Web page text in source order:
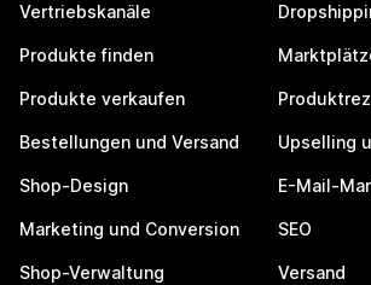
Vertriebskanäle
Produkte finden
Produkte verkaufen
Bestellungen und Versand
Shop-Design
Marketing und Conversion
Shop-Verwaltung
Upselling
E-Mail-
SEO
Versand